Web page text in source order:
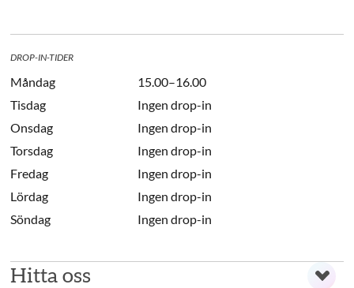
DROP-IN-TIDER
Måndag
15.00–16.00
Tisdag
Ingen drop-in
Onsdag
Ingen drop-in
Torsdag
Ingen drop-in
Fredag
Ingen drop-in
Lördag
Ingen drop-in
Söndag
Ingen drop-in
Hitta oss